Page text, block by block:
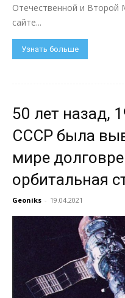
Отечественной и Второй
сайте...
Узнать больше
50 лет назад,
СССР была
мире
орбитальная
Geoniks - 19.04.2021